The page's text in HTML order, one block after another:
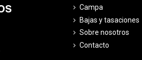
Campa
Bajas y tasaciones
Sobre nosotros
Contacto